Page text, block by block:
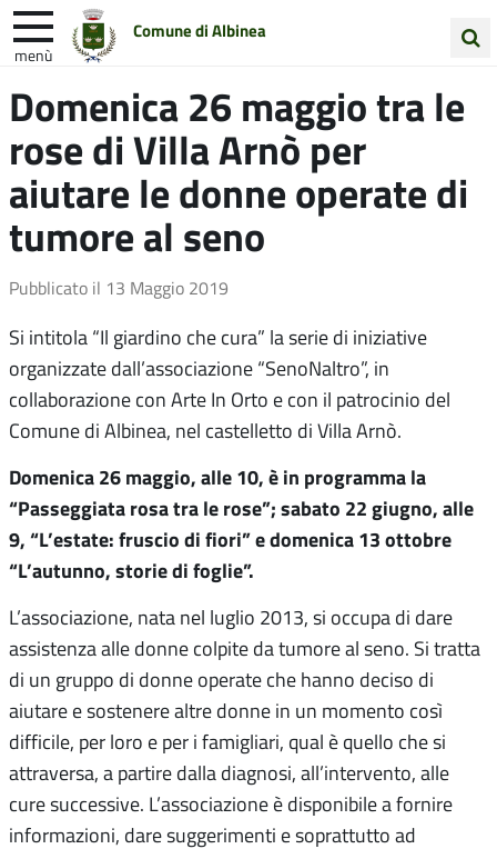
Comune di Albinea
menù
nel
sito
Entra in Comune Vivi Albinea
Unione Colline Matildiche
Domenica 26 maggio tra le
rose di Villa Arnò per
aiutare le donne operate di
tumore al seno
Pubblicato il 13 Maggio 2019
Si intitola “Il giardino che cura” la serie di iniziative
organizzate dall’associazione “SenoNaltro”, in
collaborazione con Arte In Orto e con il patrocinio del
Comune di Albinea, nel castelletto di Villa Arnò.
Domenica 26 maggio, alle 10, è in programma la
“Passeggiata rosa tra le rose”; sabato 22 giugno, alle
9, “L’estate: fruscio di fiori” e domenica 13 ottobre
“L’autunno, storie di foglie”.
L’associazione, nata nel luglio 2013, si occupa di dare
assistenza alle donne colpite da tumore al seno. Si tratta
di un gruppo di donne operate che hanno deciso di
aiutare e sostenere altre donne in un momento così
difficile, per loro e per i famigliari, qual è quello che si
attraversa, a partire dalla diagnosi, all’intervento, alle
cure successive. L’associazione è disponibile a fornire
informazioni, dare suggerimenti e soprattutto ad